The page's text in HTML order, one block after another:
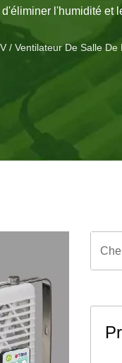
CARS.
l'humidité et
/ Ventilateur De Salle De